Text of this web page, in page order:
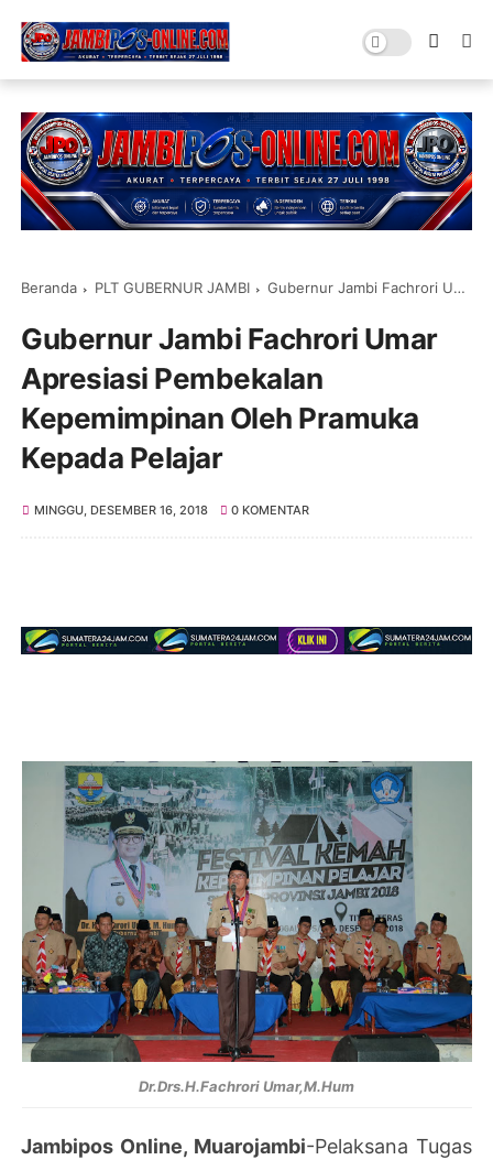
Beranda PLT GUBERNUR JAMBI Gubernur Jambi Fachrori Umar Apresiasi Pembekalan Kepemimpinan Oleh Pramuka Kepada Pelajar
Gubernur Jambi Fachrori Umar
Apresiasi Pembekalan
Kepemimpinan Oleh Pramuka
Kepada Pelajar
MINGGU, DESEMBER 16, 2018 0 KOMENTAR
Dr.Drs.H.Fachrori Umar,M.Hum
Jambipos Online, Muarojambi-Pelaksana Tugas